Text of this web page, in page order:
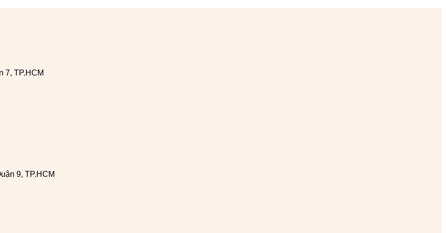
7, TP.HCM
9, TP.HCM